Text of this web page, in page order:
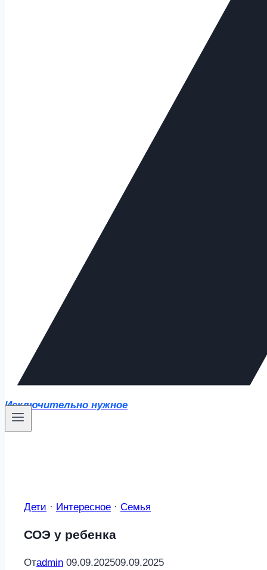
Исключительно нужное
Дети · Интересное · Семья
СОЭ у ребенка
Отadmin 09.09.202509.09.2025